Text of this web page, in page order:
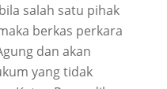
salah satu pihak
berkas perkara
dan akan
yang tidak